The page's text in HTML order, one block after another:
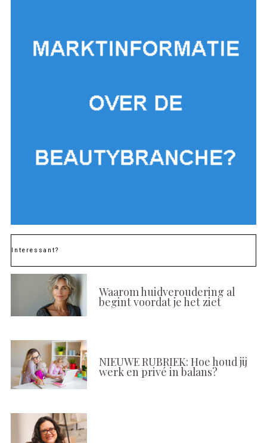
Interessant?
Waarom huidveroudering al
begint voordat je het ziet
NIEUWE RUBRIEK: Hoe houd jij
werk en privé in balans?